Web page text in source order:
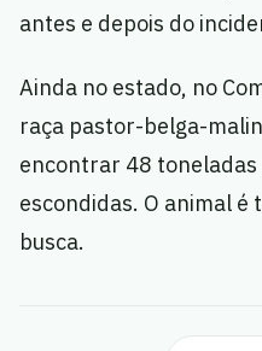
antes e depois do
Ainda no estado, no
raça pastor-belga-
encontrar 48 toneladas
escondidas. O animal é
busca.